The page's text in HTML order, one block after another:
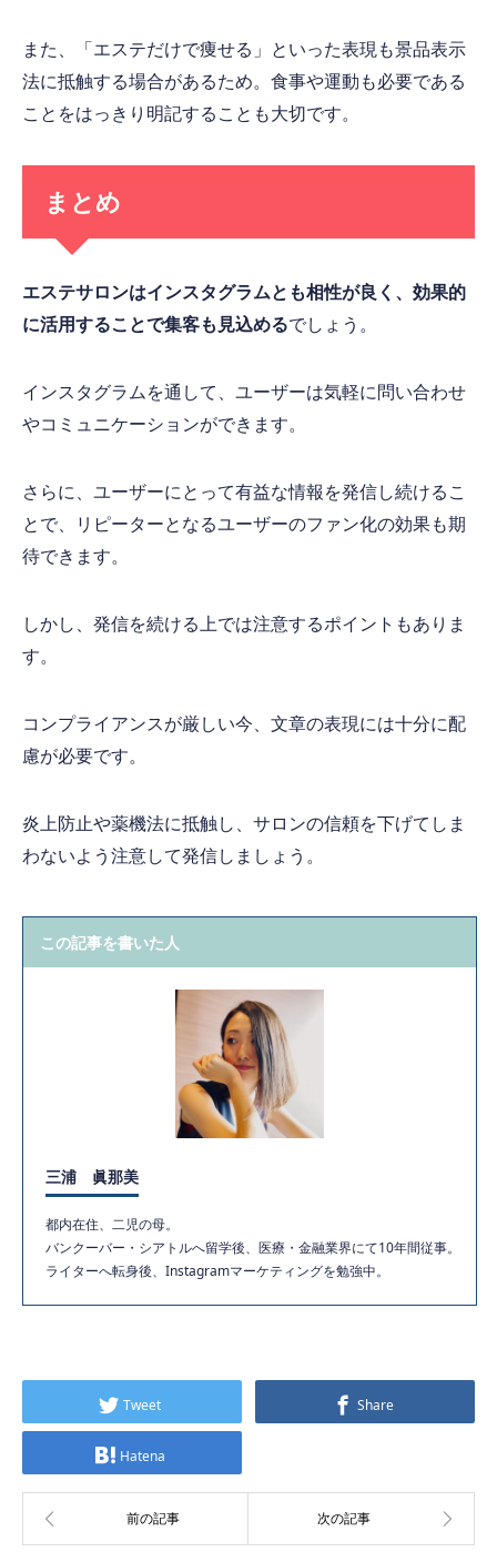
また、「エステだけで痩せる」といった表現も景品表示
法に抵触する場合があるため。食事や運動も必要である
ことをはっきり明記することも大切です。
まとめ
エステサロンはインスタグラムとも相性が良く、効果的
に活用することで集客も見込めるでしょう。
インスタグラムを通して、ユーザーは気軽に問い合わせ
やコミュニケーションができます。
さらに、ユーザーにとって有益な情報を発信し続けるこ
とで、リピーターとなるユーザーのファン化の効果も期
待できます。
しかし、発信を続ける上では注意するポイントもありま
す。
コンプライアンスが厳しい今、文章の表現には十分に配
慮が必要です。
炎上防止や薬機法に抵触し、サロンの信頼を下げてしま
わないよう注意して発信しましょう。
この記事を書いた人
三浦 眞那美
都内在住、二児の母。
バンクーバー・シアトルへ留学後、医療・金融業界にて10年間従事。
ライターへ転身後、Instagramマーケティングを勉強中。
Tweet Share
Hatena